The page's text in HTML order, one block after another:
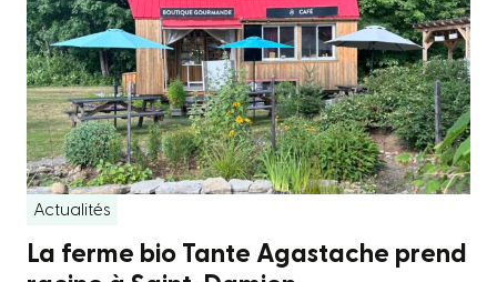
Actualités
La ferme bio Tante Agastache prend